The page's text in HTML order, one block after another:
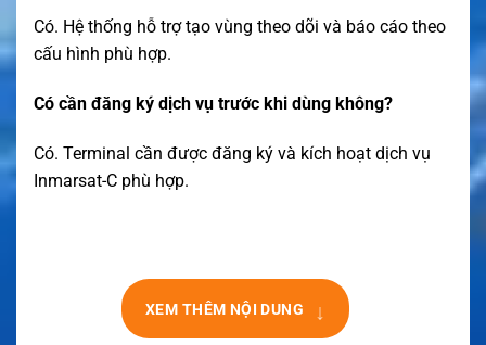
Có. Hệ thống hỗ trợ tạo vùng theo dõi và báo cáo theo
cấu hình phù hợp.
Có cần đăng ký dịch vụ trước khi dùng không?
Có. Terminal cần được đăng ký và kích hoạt dịch vụ
Inmarsat-C phù hợp.
XEM THÊM NỘI DUNG ↓